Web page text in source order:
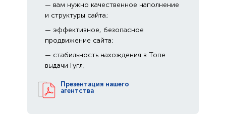
— вам нужно качественное наполнение
и структуры сайта;
— эффективное, безопасное
продвижение сайта;
— стабильность нахождения в Топе
выдачи Гугл;
Презентация нашего
агентства